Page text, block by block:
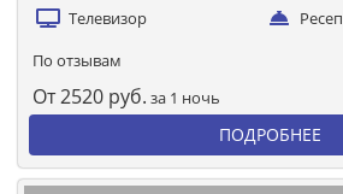
Телевизор
По отзывам
От2520 руб. за 1 ночь
ПОДРОБНЕЕ